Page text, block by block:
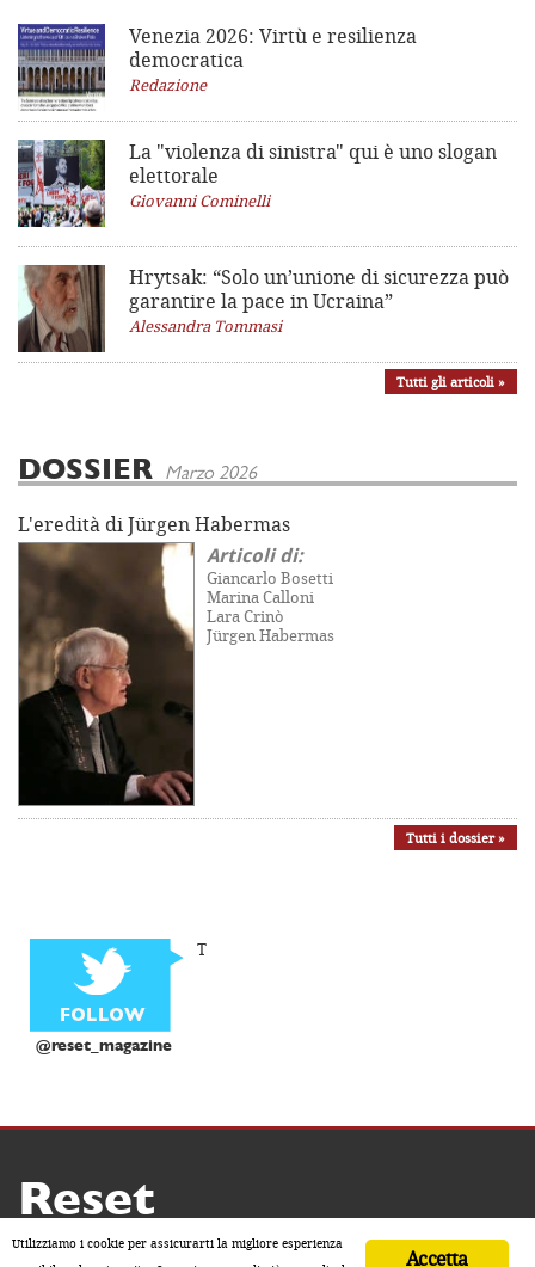
Venezia 2026: Virtù e resilienza
democratica
Redazione
La "violenza di sinistra" qui è uno slogan
elettorale
Giovanni Cominelli
Hrytsak: “Solo un’unione di sicurezza può
garantire la pace in Ucraina”
Alessandra Tommasi
Tutti gli articoli »
DOSSIER Marzo 2026
L'eredità di Jürgen Habermas
Articoli di:
Giancarlo Bosetti
Marina Calloni
Lara Crinò
Jürgen Habermas
Tutti i dossier »
@reset_magazine
T
Reset
Accetta
Utilizziamo i cookie per assicurarti la migliore esperienza